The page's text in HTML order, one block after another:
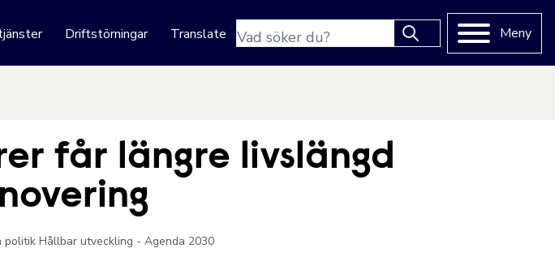
Driftstörningar Translate
Sökfras
Meny
får längre livslängd
politik Hållbar utveckling - Agenda 2030